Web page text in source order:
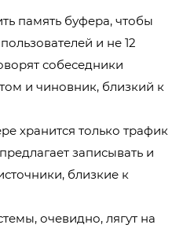
память буфера, чтобы
и не 12
собеседники
и чиновник, близкий к
хранится только трафик
записывать и
близкие к
очевидно, лягут на